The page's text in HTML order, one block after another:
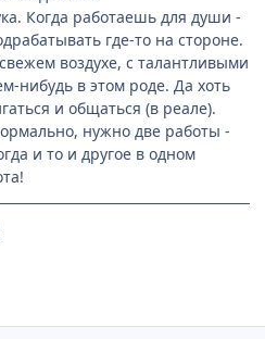
Когда работаешь для души -
где-то на стороне.
воздухе, с талантливыми
нибудь в этом роде. Да хоть
и общаться (в реале).
нужно две работы -
и то и другое в одном